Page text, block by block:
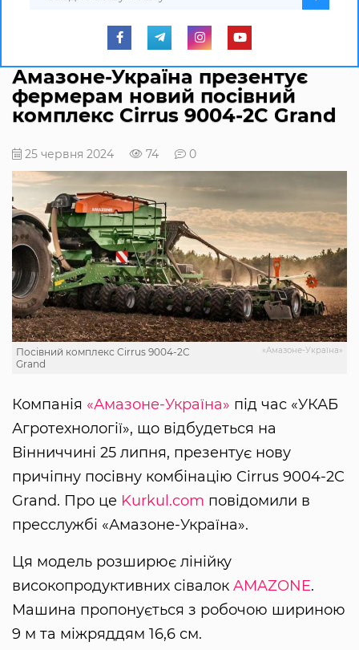
Амазоне-Україна презентує
фермерам новий посівний
комплекс Cirrus 9004-2C Grand
25 червня 2024 74 0
«Амазоне-Україна»
Посівний комплекс Cirrus 9004-2C
Grand
Компанія «Амазоне-Україна» під час «УКАБ
Агротехнології», що відбудеться на
Вінниччині 25 липня, презентує нову
причіпну посівну комбінацію Cirrus 9004-2C
Grand. Про це Kurkul.com повідомили в
пресслужбі «Амазоне-Україна».
Ця модель розширює лінійку
високопродуктивних сівалок AMAZONE.
Машина пропонується з робочою шириною
9 м та міжряддям 16,6 см.